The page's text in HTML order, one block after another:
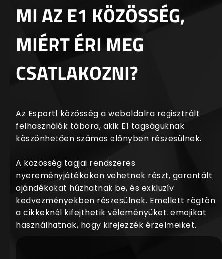
MI AZ E1 KÖZÖSSÉG,
MIÉRT ÉRI MEG
CSATLAKOZNI?
Az Esport1 közösség a weboldalra regisztrált
felhasználók tábora, akik E1 tagságuknak
köszönhetően számos előnyben részesülnek.
A közösség tagjai rendszeres
nyereményjátékokon vehetnek részt, garantált
ajándékokat húzhatnak be, és exkluzív
kedvezményekben részesülnek. Emellett rögtön
a cikkeknél kifejthetik véleményüket, emojikat
használhatnak, hogy kifejezzék érzelmeiket.